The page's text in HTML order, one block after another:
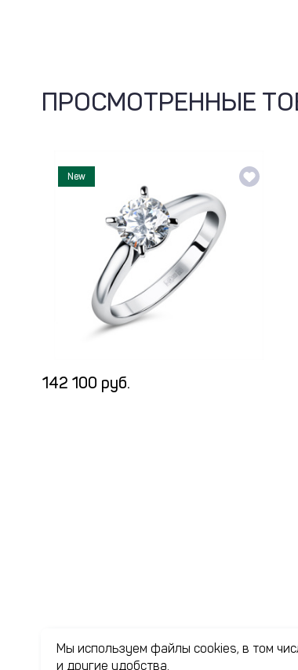
ПРОСМОТРЕННЫЕ
New
142 100 руб.
Мы используем файлы cookies, в том
и другие удобства.